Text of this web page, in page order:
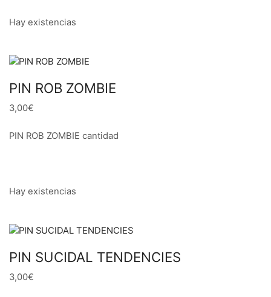
Hay existencias
PIN ROB ZOMBIE
3,00€
PIN ROB ZOMBIE cantidad
Hay existencias
PIN SUCIDAL TENDENCIES
3,00€